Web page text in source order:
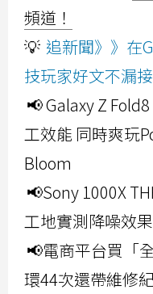
頻道！
💡 追新聞》》在
技玩家好文不漏接
📢 Galaxy Z
工效能 同時爽玩
Bloom
📢Sony 1000X
工地實測降噪效
📢電商平台買「
環44次還帶維修